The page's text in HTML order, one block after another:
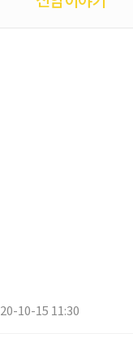
20-10-15 11:30